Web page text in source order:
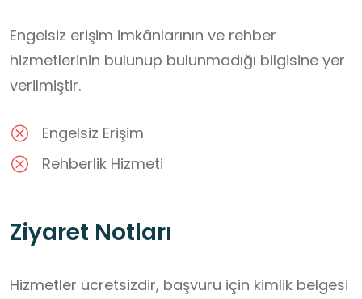
Engelsiz erişim imkânlarının ve rehber
hizmetlerinin bulunup bulunmadığı bilgisine yer
verilmiştir.
Engelsiz Erişim
Rehberlik Hizmeti
Ziyaret Notları
Hizmetler ücretsizdir, başvuru için kimlik belgesi